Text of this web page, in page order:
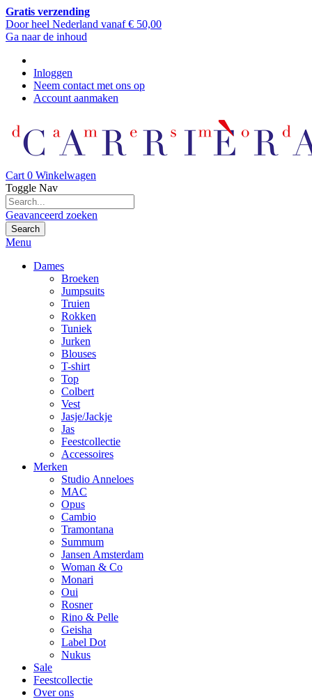
Gratis verzending
Door heel Nederland vanaf € 50,00
Ga naar de inhoud
Inloggen
Neem contact met ons op
Account aanmaken
Cart 0 Winkelwagen
Toggle Nav
Geavanceerd zoeken
Search
Menu
Dames
Broeken
Jumpsuits
Truien
Rokken
Tuniek
Jurken
Blouses
T-shirt
Top
Colbert
Vest
Jasje/Jackje
Jas
Feestcollectie
Accessoires
Merken
Studio Anneloes
MAC
Opus
Cambio
Tramontana
Summum
Jansen Amsterdam
Woman & Co
Monari
Oui
Rosner
Rino & Pelle
Geisha
Label Dot
Nukus
Sale
Feestcollectie
Over ons